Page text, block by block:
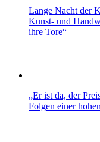
Lange Nacht der
Kunst- und
ihre Tore“
„Er ist da, der
Folgen einer